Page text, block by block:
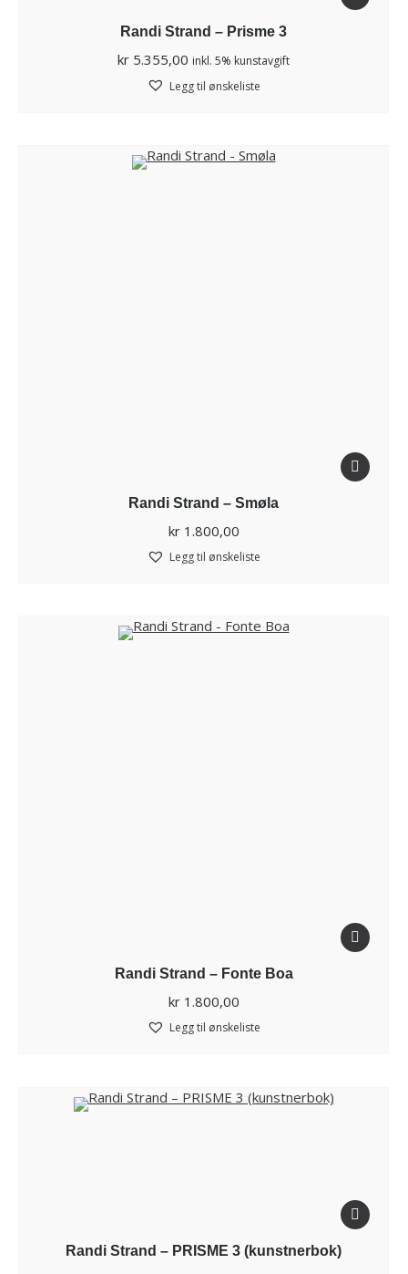
Randi Strand – Prisme 3
kr 5.355,00 inkl. 5% kunstavgift
Legg til ønskeliste
Randi Strand – Smøla
kr1.800,00
Legg til ønskeliste
Randi Strand – Fonte Boa
kr1.800,00
Legg til ønskeliste
Randi Strand – PRISME 3 (kunstnerbok)